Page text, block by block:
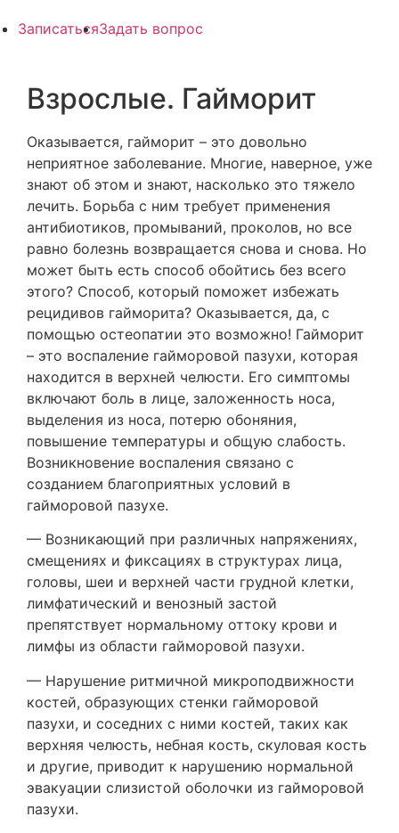
ЗаписатьсяЗадать вопрос
Взрослые. Гайморит
Оказывается, гайморит – это довольно
неприятное заболевание. Многие, наверное, уже
знают об этом и знают, насколько это тяжело
лечить. Борьба с ним требует применения
антибиотиков, промываний, проколов, но все
равно болезнь возвращается снова и снова. Но
может быть есть способ обойтись без всего
этого? Способ, который поможет избежать
рецидивов гайморита? Оказывается, да, с
помощью остеопатии это возможно! Гайморит
– это воспаление гайморовой пазухи, которая
находится в верхней челюсти. Его симптомы
включают боль в лице, заложенность носа,
выделения из носа, потерю обоняния,
повышение температуры и общую слабость.
Возникновение воспаления связано с
созданием благоприятных условий в
гайморовой пазухе.
— Возникающий при различных напряжениях,
смещениях и фиксациях в структурах лица,
головы, шеи и верхней части грудной клетки,
лимфатический и венозный застой
препятствует нормальному оттоку крови и
лимфы из области гайморовой пазухи.
— Нарушение ритмичной микроподвижности
костей, образующих стенки гайморовой
пазухи, и соседних с ними костей, таких как
верхняя челюсть, небная кость, скуловая кость
и другие, приводит к нарушению нормальной
эвакуации слизистой оболочки из гайморовой
пазухи.